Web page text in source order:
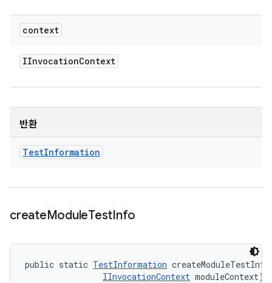
context
IInvocationContext
반환
TestInformation
createModuleTestInfo
public static TestInformation
IInvocationContext moduleContext)